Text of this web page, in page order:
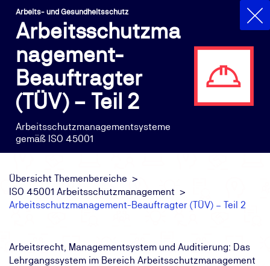
Arbeits- und Gesundheitsschutz
Arbeitsschutzma
nagement-
Beauftragter
(TÜV) – Teil 2
Arbeitsschutzmanagementsysteme
gemäß ISO 45001
Übersicht Themenbereiche
ISO 45001 Arbeitsschutzmanagement
Arbeitsschutzmanagement-Beauftragter (TÜV) – Teil 2
Arbeitsrecht, Managementsystem und Auditierung: Das
Lehrgangssystem im Bereich Arbeitsschutzmanagement